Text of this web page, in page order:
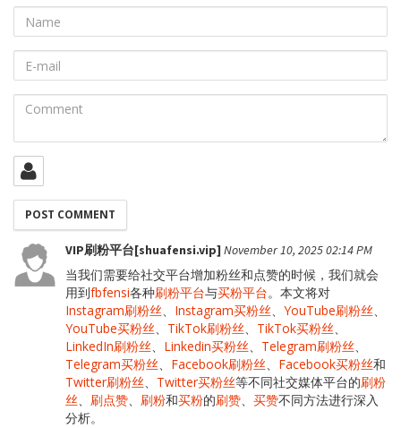
Name
mail
Comment
VIP刷粉平台[shuafensi.vip] November 10, 2025 02:14 PM
当我们需要给社交平台增加粉丝和点赞的时候，我们就会
用到fbfensi各种刷粉平台与买粉平台。本文将对
Instagram刷粉丝、 Instagram买粉丝、 YouTube刷粉丝、
YouTube买粉丝、 TikTok刷粉丝、 TikTok买粉丝、
LinkedIn刷粉丝、 Linkedin买粉丝、 Telegram刷粉丝、
Telegram买粉丝、 Facebook刷粉丝、 Facebook买粉丝和
Twitter刷粉丝、 Twitter买粉丝等不同社交媒体平台的刷粉
丝、 刷点赞、 刷粉和买粉的刷赞、 买赞不同方法进行深入
分析。